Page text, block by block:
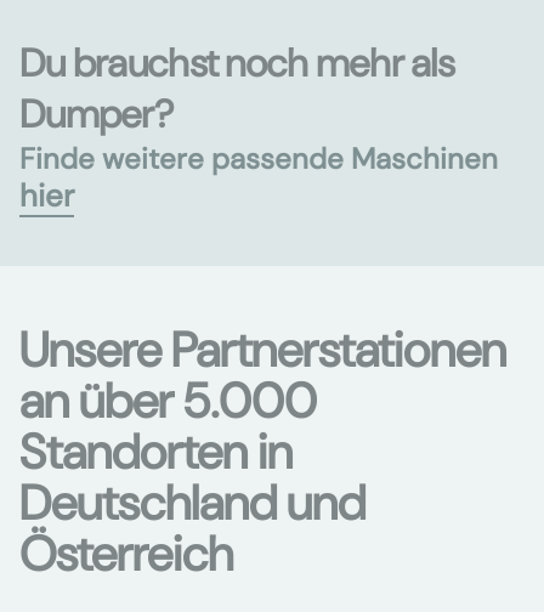
Du brauchst noch mehr als
Dumper?
Finde weitere passende Maschinen
hier
Unsere Partnerstationen
an über 5.000
Standorten in
Deutschland und
Österreich